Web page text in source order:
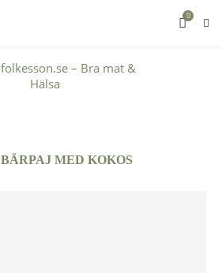
0
BÄRPAJ MED KOKOS